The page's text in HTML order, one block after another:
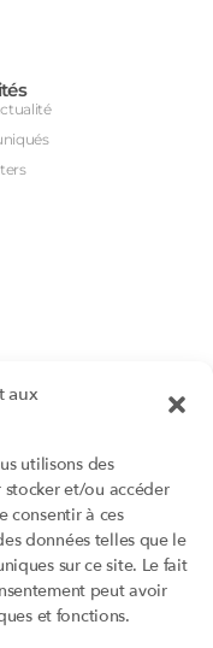
aux
utilisons des
et/ou accéder
consentir à ces
données telles que le
sur ce site. Le fait
peut avoir
et fonctions.
DU/DIU
recos
absurdes.fr
dite masculine